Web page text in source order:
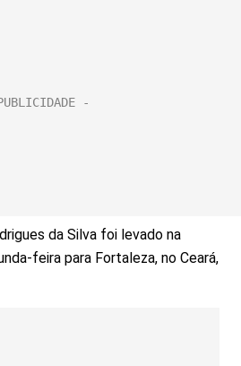
da Silva foi levado na
feira para Fortaleza, no Ceará,